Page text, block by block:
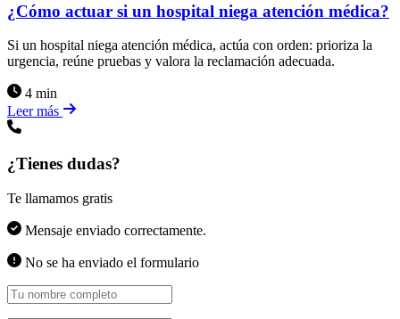
¿Cómo actuar si un hospital niega atención médica?
Si un hospital niega atención médica, actúa con orden: prioriza la
urgencia, reúne pruebas y valora la reclamación adecuada.
4 min
Leer más
¿Tienes dudas?
Te llamamos gratis
Mensaje enviado correctamente.
No se ha enviado el formulario